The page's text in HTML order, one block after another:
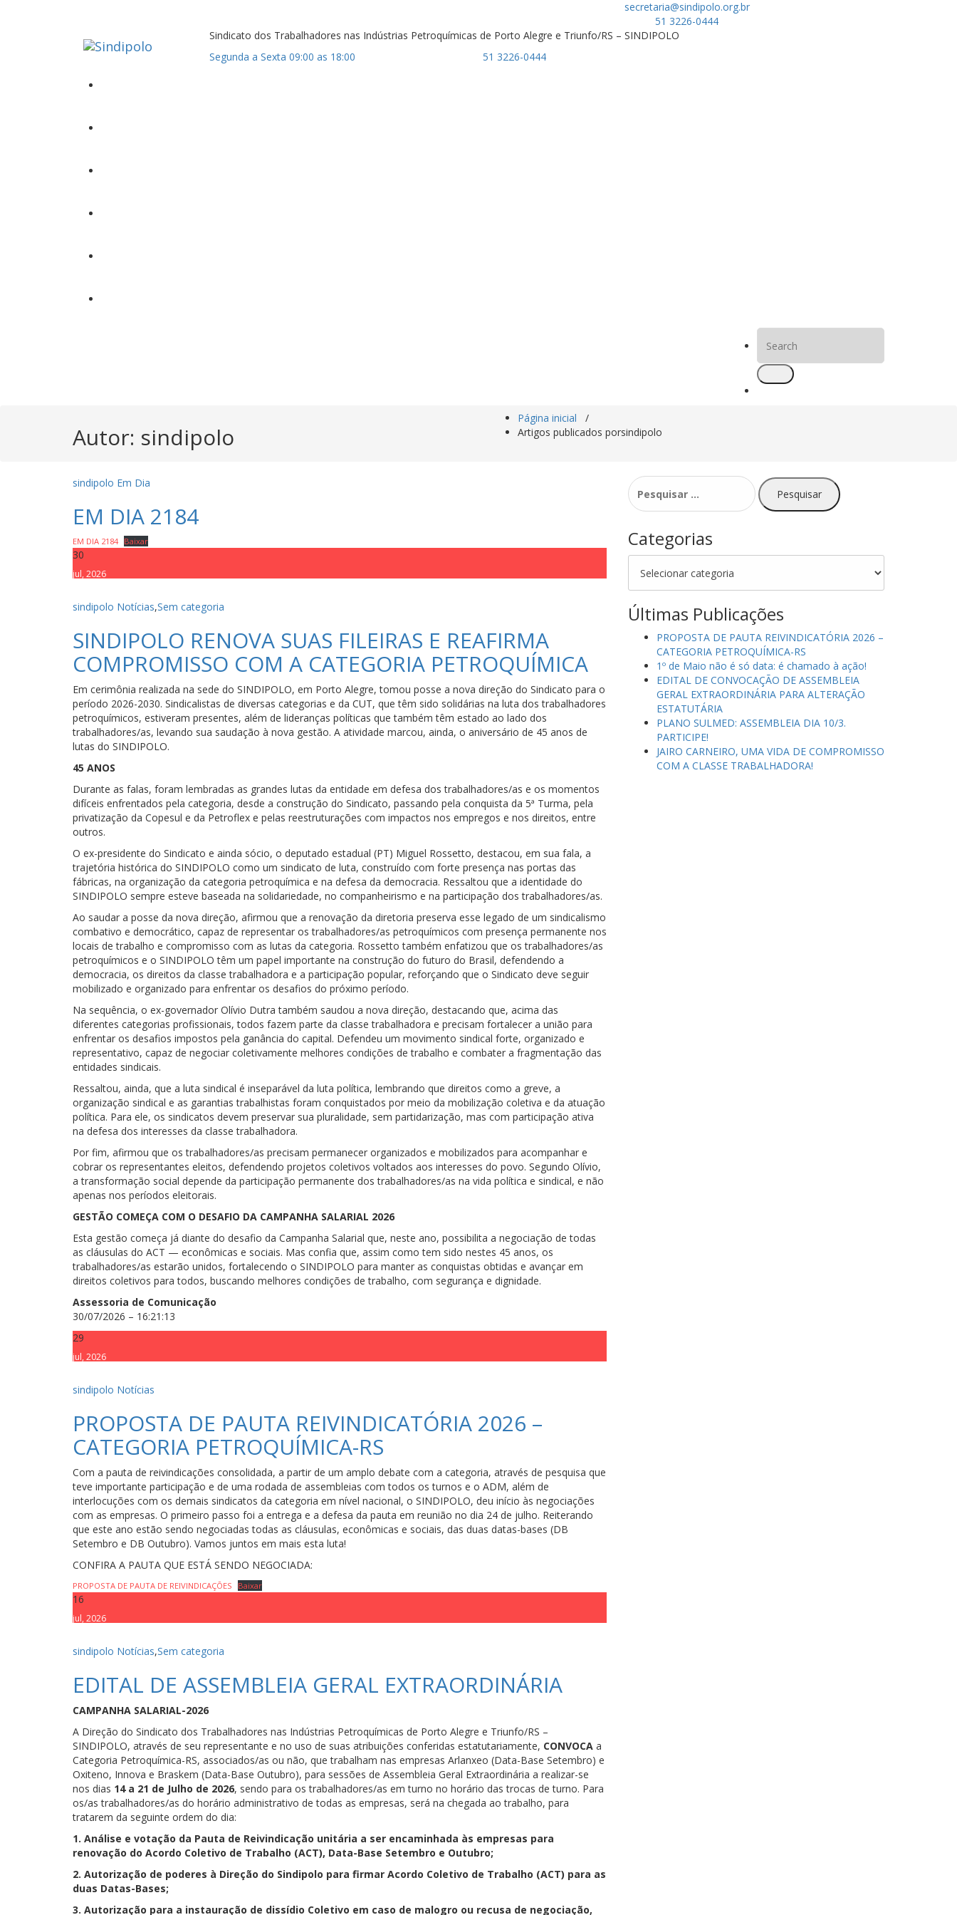
secretaria@sindipolo.org.br
51 3226-0444
Sindicato dos Trabalhadores nas Indústrias Petroquímicas de Porto Alegre e Triunfo/RS – SINDIPOLO
Segunda a Sexta 09:00 as 18:00 51 3226-0444
Search
for:
Autor: sindipolo
Página inicial /
Artigos publicados porsindipolo
sindipolo Em Dia
EM DIA 2184
EM DIA 2184 Baixar
30
jul, 2026
sindipolo Notícias,Sem categoria
SINDIPOLO RENOVA SUAS FILEIRAS E REAFIRMA
COMPROMISSO COM A CATEGORIA PETROQUÍMICA
Em cerimônia realizada na sede do SINDIPOLO, em Porto Alegre, tomou posse a nova direção do Sindicato para o
período 2026-2030. Sindicalistas de diversas categorias e da CUT, que têm sido solidárias na luta dos trabalhadores
petroquímicos, estiveram presentes, além de lideranças políticas que também têm estado ao lado dos
trabalhadores/as, levando sua saudação à nova gestão. A atividade marcou, ainda, o aniversário de 45 anos de
lutas do SINDIPOLO.
45 ANOS
Durante as falas, foram lembradas as grandes lutas da entidade em defesa dos trabalhadores/as e os momentos
difíceis enfrentados pela categoria, desde a construção do Sindicato, passando pela conquista da 5ª Turma, pela
privatização da Copesul e da Petroflex e pelas reestruturações com impactos nos empregos e nos direitos, entre
outros.
O ex-presidente do Sindicato e ainda sócio, o deputado estadual (PT) Miguel Rossetto, destacou, em sua fala, a
trajetória histórica do SINDIPOLO como um sindicato de luta, construído com forte presença nas portas das
fábricas, na organização da categoria petroquímica e na defesa da democracia. Ressaltou que a identidade do
SINDIPOLO sempre esteve baseada na solidariedade, no companheirismo e na participação dos trabalhadores/as.
Ao saudar a posse da nova direção, afirmou que a renovação da diretoria preserva esse legado de um sindicalismo
combativo e democrático, capaz de representar os trabalhadores/as petroquímicos com presença permanente nos
locais de trabalho e compromisso com as lutas da categoria. Rossetto também enfatizou que os trabalhadores/as
petroquímicos e o SINDIPOLO têm um papel importante na construção do futuro do Brasil, defendendo a
democracia, os direitos da classe trabalhadora e a participação popular, reforçando que o Sindicato deve seguir
mobilizado e organizado para enfrentar os desafios do próximo período.
Na sequência, o ex-governador Olívio Dutra também saudou a nova direção, destacando que, acima das
diferentes categorias profissionais, todos fazem parte da classe trabalhadora e precisam fortalecer a união para
enfrentar os desafios impostos pela ganância do capital. Defendeu um movimento sindical forte, organizado e
representativo, capaz de negociar coletivamente melhores condições de trabalho e combater a fragmentação das
entidades sindicais.
Ressaltou, ainda, que a luta sindical é inseparável da luta política, lembrando que direitos como a greve, a
organização sindical e as garantias trabalhistas foram conquistados por meio da mobilização coletiva e da atuação
política. Para ele, os sindicatos devem preservar sua pluralidade, sem partidarização, mas com participação ativa
na defesa dos interesses da classe trabalhadora.
Por fim, afirmou que os trabalhadores/as precisam permanecer organizados e mobilizados para acompanhar e
cobrar os representantes eleitos, defendendo projetos coletivos voltados aos interesses do povo. Segundo Olívio,
a transformação social depende da participação permanente dos trabalhadores/as na vida política e sindical, e não
apenas nos períodos eleitorais.
GESTÃO COMEÇA COM O DESAFIO DA CAMPANHA SALARIAL 2026
Esta gestão começa já diante do desafio da Campanha Salarial que, neste ano, possibilita a negociação de todas
as cláusulas do ACT — econômicas e sociais. Mas confia que, assim como tem sido nestes 45 anos, os
trabalhadores/as estarão unidos, fortalecendo o SINDIPOLO para manter as conquistas obtidas e avançar em
direitos coletivos para todos, buscando melhores condições de trabalho, com segurança e dignidade.
Assessoria de Comunicação
30/07/2026 – 16:21:13
29
jul, 2026
sindipolo Notícias
PROPOSTA DE PAUTA REIVINDICATÓRIA 2026 –
CATEGORIA PETROQUÍMICA-RS
Com a pauta de reivindicações consolidada, a partir de um amplo debate com a categoria, através de pesquisa que
teve importante participação e de uma rodada de assembleias com todos os turnos e o ADM, além de
interlocuções com os demais sindicatos da categoria em nível nacional, o SINDIPOLO, deu início às negociações
com as empresas. O primeiro passo foi a entrega e a defesa da pauta em reunião no dia 24 de julho. Reiterando
que este ano estão sendo negociadas todas as cláusulas, econômicas e sociais, das duas datas-bases (DB
Setembro e DB Outubro). Vamos juntos em mais esta luta!
CONFIRA A PAUTA QUE ESTÁ SENDO NEGOCIADA:
PROPOSTA DE PAUTA DE REIVINDICAÇÕES Baixar
16
jul, 2026
sindipolo Notícias,Sem categoria
EDITAL DE ASSEMBLEIA GERAL EXTRAORDINÁRIA
CAMPANHA SALARIAL-2026
A Direção do Sindicato dos Trabalhadores nas Indústrias Petroquímicas de Porto Alegre e Triunfo/RS –
SINDIPOLO, através de seu representante e no uso de suas atribuições conferidas estatutariamente, CONVOCA a
Categoria Petroquímica-RS, associados/as ou não, que trabalham nas empresas Arlanxeo (Data-Base Setembro) e
Oxiteno, Innova e Braskem (Data-Base Outubro), para sessões de Assembleia Geral Extraordinária a realizar-se
nos dias 14 a 21 de Julho de 2026, sendo para os trabalhadores/as em turno no horário das trocas de turno. Para
os/as trabalhadores/as do horário administrativo de todas as empresas, será na chegada ao trabalho, para
tratarem da seguinte ordem do dia:
1. Análise e votação da Pauta de Reivindicação unitária a ser encaminhada às empresas para
renovação do Acordo Coletivo de Trabalho (ACT), Data-Base Setembro e Outubro;
2. Autorização de poderes à Direção do Sindipolo para firmar Acordo Coletivo de Trabalho (ACT) para as
duas Datas-Bases;
3. Autorização para a instauração de dissídio Coletivo em caso de malogro ou recusa de negociação,
Pesquisar
por:
Categorias
Categorias
Últimas Publicações
PROPOSTA DE PAUTA REIVINDICATÓRIA 2026 –
CATEGORIA PETROQUÍMICA-RS
1º de Maio não é só data: é chamado à ação!
EDITAL DE CONVOCAÇÃO DE ASSEMBLEIA
GERAL EXTRAORDINÁRIA PARA ALTERAÇÃO
ESTATUTÁRIA
PLANO SULMED: ASSEMBLEIA DIA 10/3.
PARTICIPE!
JAIRO CARNEIRO, UMA VIDA DE COMPROMISSO
COM A CLASSE TRABALHADORA!